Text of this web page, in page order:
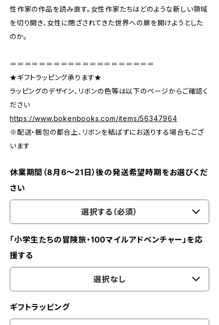
性作家の作品を読み直す。女性作家たちはどのような新しい領域
を切り開き、女性に閉ざされてきた世界への扉を開けようとした
のか。
＝＝＝＝＝＝＝＝＝＝＝＝＝＝＝＝＝＝＝＝
★ギフトラッピング承ります★
ラッピングのデザイン、リボンの色等は以下のページからご確認く
ださい
https://www.bokenbooks.com/items/56347964
※配送・梱包の都合上、リボンを結ばずにお送りする場合もござ
います
休業期間（8月6〜21日）後の発送希望時期をお選びくだ
さい
選択する（必須）
「小学生たちの冒険旅・100マイルアドベンチャー」を応
援する
選択なし
ギフトラッピング